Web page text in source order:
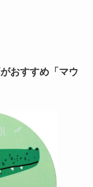
おすすめ「マウ